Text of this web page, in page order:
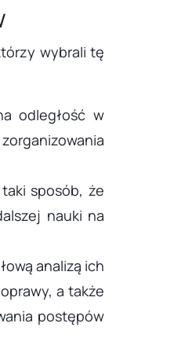
wybrali tę
odległość w
sposób, że
nauki na
analizą ich
a także
postępów